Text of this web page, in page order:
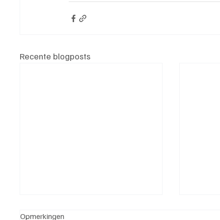
Recente blogposts
Opmerkingen